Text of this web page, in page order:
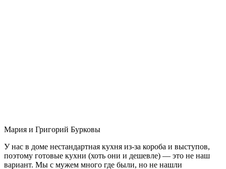
Мария и Григорий Бурковы
У нас в доме нестандартная кухня из-за короба и выступов,
поэтому готовые кухни (хоть они и дешевле) — это не наш
вариант. Мы с мужем много где были, но не нашли